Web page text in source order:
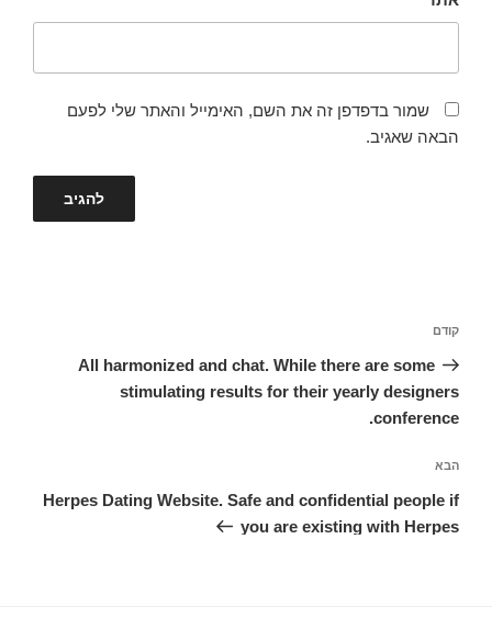
שמור בדפדפן זה את השם, האימייל והאתר שלי לפעם
הבאה שאגיב.
הפוסט
הקודם
קודם
All harmonized and chat. While there are some
stimulating results for their yearly designers
conference.
הפוסט
הבא
הבא
Herpes Dating Website. Safe and confidential people if
you are existing with Herpes